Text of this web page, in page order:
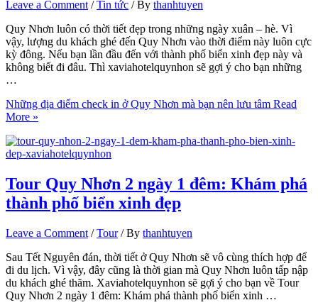
Leave a Comment /Tin tức / By thanhtuyen
Quy Nhơn luôn có thời tiết đẹp trong những ngày xuân – hè. Vì
vậy, lượng du khách ghé đến Quy Nhơn vào thời điểm này luôn cực
kỳ đông. Nếu bạn lần đầu đến với thành phố biển xinh đẹp này và
không biết đi đâu. Thì xaviahotelquynhon sẽ gợi ý cho bạn những
…
Những địa điểm check in ở Quy Nhơn mà bạn nên lưu tâm Read
More »
Tour Quy Nhơn 2 ngày 1 đêm: Khám phá
thành phố biển xinh đẹp
Leave a Comment /Tour/ By thanhtuyen
Sau Tết Nguyên đán, thời tiết ở Quy Nhơn sẽ vô cùng thích hợp để
đi du lịch. Vì vậy, đây cũng là thời gian mà Quy Nhơn luôn tấp nập
du khách ghé thăm. Xaviahotelquynhon sẽ gợi ý cho bạn về Tour
Quy Nhơn 2 ngày 1 đêm: Khám phá thành phố biển xinh …